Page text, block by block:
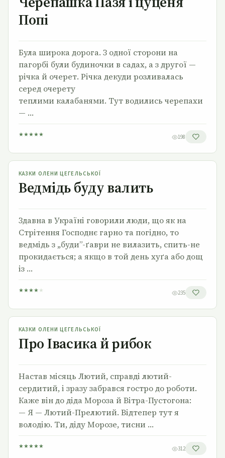
Попі
Була широка дорога. З одної сторони на
пагорбі були будиночки в садах, а з другої —
річка й очерет. Річка декуди розливалась
серед очерету
теплими калабанями. Тут водились черепахи
— …
★★★★★ 198
Ведмідь буду валить
КАЗКИ ОЛЕНИ ЦЕГЕЛЬСЬКОЇ
Ведмідь буду валить
Здавна в Україні говорили люди, що як на
Стрітення Господнє гарно та погідно, то
ведмідь з ,,буди”-ґаври не вилазить, спить-не
прокидається; а якщо в той день хуґа або дощ
із …
★★★★ ★ 235
Про Івасика й рибок
КАЗКИ ОЛЕНИ ЦЕГЕЛЬСЬКОЇ
Про Івасика й рибок
Настав місяць Лютий, справді лютий-
сердитий, і зразу забрався гостро до роботи.
Каже він до діда Мороза й Вітра-Пустогона:
— Я — Лютий-Прелютий. Відтепер тут я
володію. Ти, діду Морозе, тисни …
★★★★★ 312